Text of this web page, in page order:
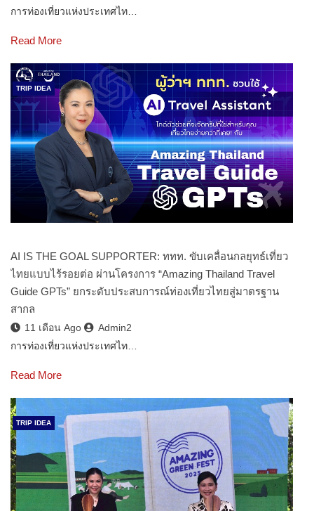
การท่องเที่ยวแห่งประเทศไท…
Read More
TRIP IDEA
AI IS THE GOAL SUPPORTER: ททท. ขับเคลื่อนกลยุทธ์เที่ยว
ไทยแบบไร้รอยต่อ ผ่านโครงการ “Amazing Thailand Travel
Guide GPTs” ยกระดับประสบการณ์ท่องเที่ยวไทยสู่มาตรฐาน
สากล
11 เดือน Ago
Admin2
การท่องเที่ยวแห่งประเทศไท…
Read More
TRIP IDEA